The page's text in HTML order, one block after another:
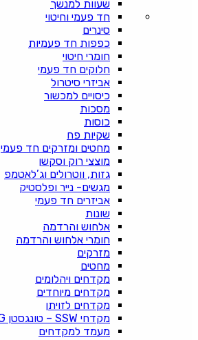
שעוות למנשך
חד פעמי וחיטוי
סינרים
כפפות חד פעמיות
חומרי חיטוי
חלוקים חד פעמי
אביזרי סיטרול
כיסויים למכשור
מסכות
כוסות
שקיות פח
מחטים ומזרקים חד פעמי
מוצצי רוק וסקשן
גזות, ווטרולים וג’לאטמפ
מגשים- נייר ופלסטיק
אביזרים חד פעמי
שונות
אלחוש והרדמה
חומרי אלחוש והרדמה
מזרקים
מחטים
מקדחים ויהלומים
מקדחים מיוחדים
מקדחים לזויתן
מקדחי SSW – טונגסטן FG
מעמד למקדחים